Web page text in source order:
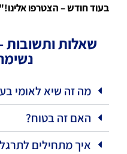
בעוד חודש – הצטרפו אלינו!"
שאלות ותשובות
מה זה שיא לאומי
האם זה בטוח?
איך מתחילים